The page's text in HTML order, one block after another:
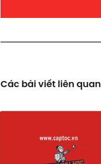
Các bài viết liên quan
Xem chi tiết